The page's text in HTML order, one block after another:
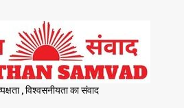
, विश्वसनीयता का संवाद